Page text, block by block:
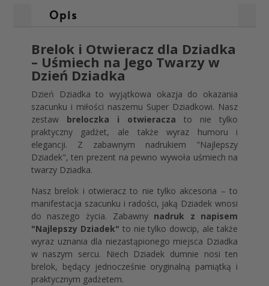
Opis
Brelok i Otwieracz dla Dziadka
– Uśmiech na Jego Twarzy w
Dzień Dziadka
Dzień Dziadka to wyjątkowa okazja do okazania
szacunku i miłości naszemu Super Dziadkowi. Nasz
zestaw breloczka i otwieracza to nie tylko
praktyczny gadżet, ale także wyraz humoru i
elegancji. Z zabawnym nadrukiem "Najlepszy
Dziadek", ten prezent na pewno wywoła uśmiech na
twarzy Dziadka.
Nasz brelok i otwieracz to nie tylko akcesoria – to
manifestacja szacunku i radości, jaką Dziadek wnosi
do naszego życia. Zabawny nadruk z napisem
"Najlepszy Dziadek" to nie tylko dowcip, ale także
wyraz uznania dla niezastąpionego miejsca Dziadka
w naszym sercu. Niech Dziadek dumnie nosi ten
brelok, będący jednocześnie oryginalną pamiątką i
praktycznym gadżetem.